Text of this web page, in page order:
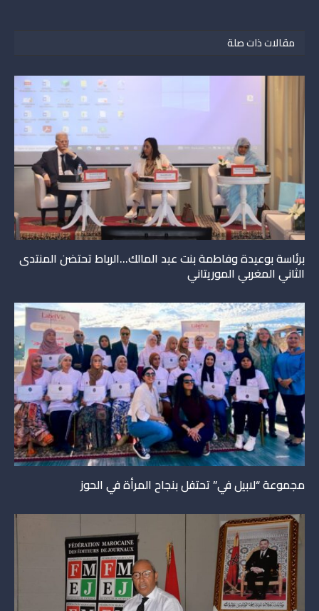
مقالات ذات صلة
برئاسة بوعيدة وفاطمة بنت عبد المالك…الرباط تحتضن المنتدى
الثاني المغربي الموريتاني
مجموعة “لابيل في” تحتفل بنجاح المرأة في الحوز